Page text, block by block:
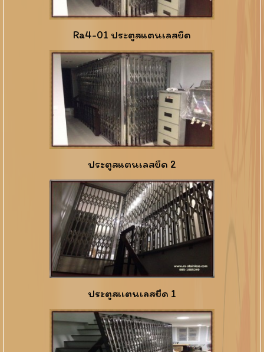
Ra4-01 ประตูสแตนเลสยืด
ประตูสแตนเลสยืด 2
ประตูสเเตนเลสยืด 1